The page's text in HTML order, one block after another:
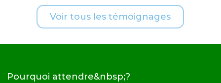
Voir tous les témoignages
Pourquoi attendre&nbsp;?